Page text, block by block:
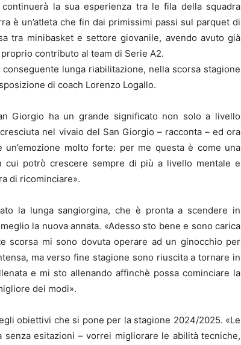
la sua esperienza tra le fila della squadra
è un’atleta che fin dai primissimi passi sul parquet di
tra minibasket e settore giovanile, avendo avuto già
contributo al team di Serie A2.
lunga riabilitazione, nella scorsa stagione
di coach Lorenzo Logallo.
Giorgio ha un grande significato non solo a livello
nel vivaio del San Giorgio – racconta – ed ora
molto forte: per me questa è come una
cui potrò crescere sempre di più a livello mentale e
di ricominciare».
la lunga sangiorgina, che è pronta a scendere in
la nuova annata. «Adesso sto bene e sono carica
scorsa mi sono dovuta operare ad un ginocchio per
ma verso fine stagione sono riuscita a tornare in
e mi sto allenando affinchè possa cominciare la
dei modi».
obiettivi che si pone per la stagione 2024/2025. «Le
esitazioni – vorrei migliorare le abilità tecniche,